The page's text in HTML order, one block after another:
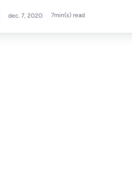
dec. 7, 2020 7min(s) read